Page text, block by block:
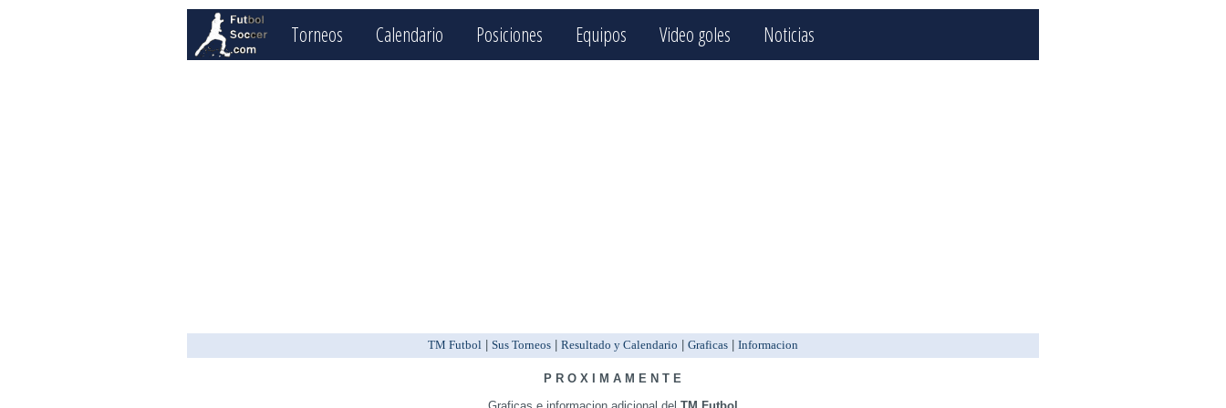
Torneos Calendario Posiciones Equipos Video goles Noticias
TM Futbol Sus Torneos| Resultado y Calendario Graficas| Informacion
P R O X I M A M E N T E